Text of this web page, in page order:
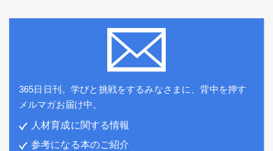
365日日刊。学びと挑戦をするみなさまに、背中を押す
メルマガお届け中。
人材育成に関する情報
参考になる本のご紹介